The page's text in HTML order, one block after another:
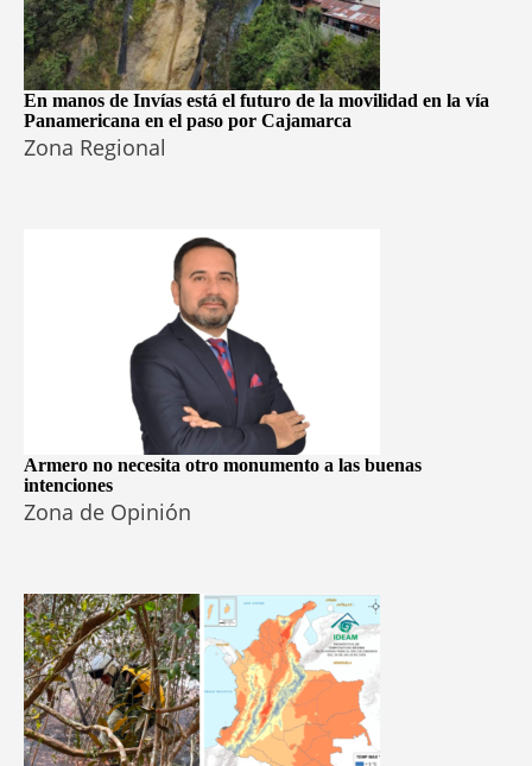
En manos de Invías está el futuro de la movilidad en la vía
Panamericana en el paso por Cajamarca
Zona Regional
Armero no necesita otro monumento a las buenas
intenciones
Zona de Opinión